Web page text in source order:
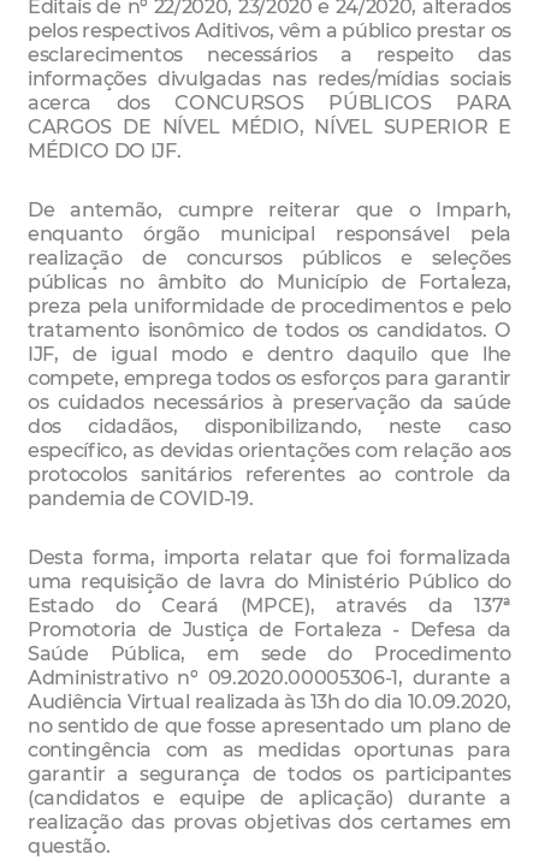
Editais de nº 22/2020, 23/2020 e 24/2020, alterados
pelos respectivos Aditivos, vêm a público prestar os
esclarecimentos necessários a respeito das
informações divulgadas nas redes/mídias sociais
acerca dos CONCURSOS PÚBLICOS PARA
CARGOS DE NÍVEL MÉDIO, NÍVEL SUPERIOR E
MÉDICO DO IJF.
De antemão, cumpre reiterar que o Imparh,
enquanto órgão municipal responsável pela
realização de concursos públicos e seleções
públicas no âmbito do Município de Fortaleza,
preza pela uniformidade de procedimentos e pelo
tratamento isonômico de todos os candidatos. O
IJF, de igual modo e dentro daquilo que lhe
compete, emprega todos os esforços para garantir
os cuidados necessários à preservação da saúde
dos cidadãos, disponibilizando, neste caso
específico, as devidas orientações com relação aos
protocolos sanitários referentes ao controle da
pandemia de COVID-19.
Desta forma, importa relatar que foi formalizada
uma requisição de lavra do Ministério Público do
Estado do Ceará (MPCE), através da 137ª
Promotoria de Justiça de Fortaleza - Defesa da
Saúde Pública, em sede do Procedimento
Administrativo nº 09.2020.00005306-1, durante a
Audiência Virtual realizada às 13h do dia 10.09.2020,
no sentido de que fosse apresentado um plano de
contingência com as medidas oportunas para
garantir a segurança de todos os participantes
(candidatos e equipe de aplicação) durante a
realização das provas objetivas dos certames em
questão.